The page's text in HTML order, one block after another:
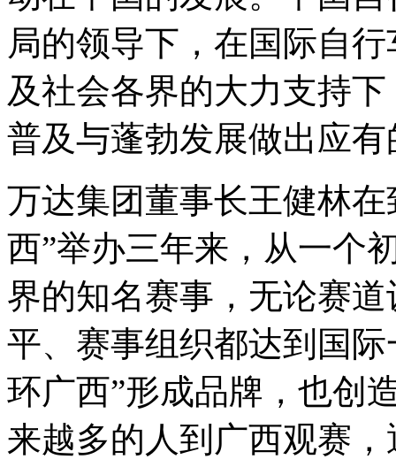
局的领导下，在国际自
及社会各界的大力支持
普及与蓬勃发展做出应
万达集团董事长王健林
西”举办三年来，从一个
界的知名赛事，无论赛
平、赛事组织都达到国
环广西”形成品牌，也创
来越多的人到广西观赛